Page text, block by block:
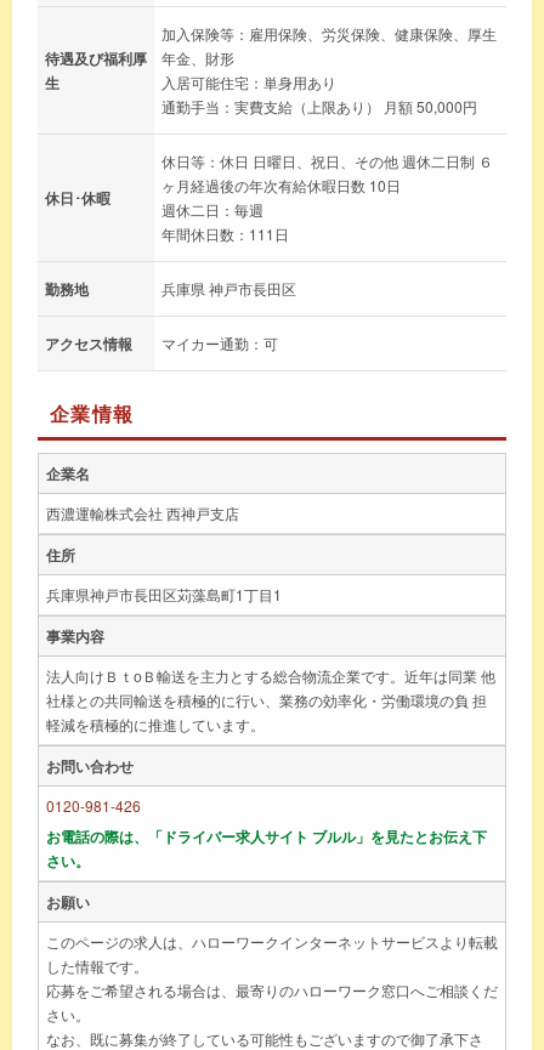
待遇及び福利厚
生
加入保険等：雇用保険、労災保険、健康保険、厚生
年金、財形
入居可能住宅：単身用あり
通勤手当：実費支給（上限あり） 月額 50,000円
休日･休暇
休日等：休日 日曜日、祝日、その他 週休二日制 ６
ヶ月経過後の年次有給休暇日数 10日
週休二日：毎週
年間休日数：111日
勤務地 兵庫県 神戸市長田区
アクセス情報 マイカー通勤：可
企業情報
企業名
西濃運輸株式会社 西神戸支店
住所
兵庫県神戸市長田区苅藻島町1丁目1
事業内容
法人向けＢｔоＢ輸送を主力とする総合物流企業です。近年は同業 他
社様との共同輸送を積極的に行い、業務の効率化・労働環境の負 担
軽減を積極的に推進しています。
お問い合わせ
0120-981-426
お電話の際は、「ドライバー求人サイト ブルル」を見たとお伝え下
さい。
お願い
このページの求人は、ハローワークインターネットサービスより転載
した情報です。
応募をご希望される場合は、最寄りのハローワーク窓口へご相談くだ
さい。
なお、既に募集が終了している可能性もございますので御了承下さ